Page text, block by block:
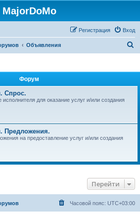
MajorDoMo
Вход
Регистрация
Объявления
Форум
Спрос.
для оказание услуг и/или создания
Предложения.
на предоставление услуг и/или создания
Перейти
Часовой пояс: UTC+03:00